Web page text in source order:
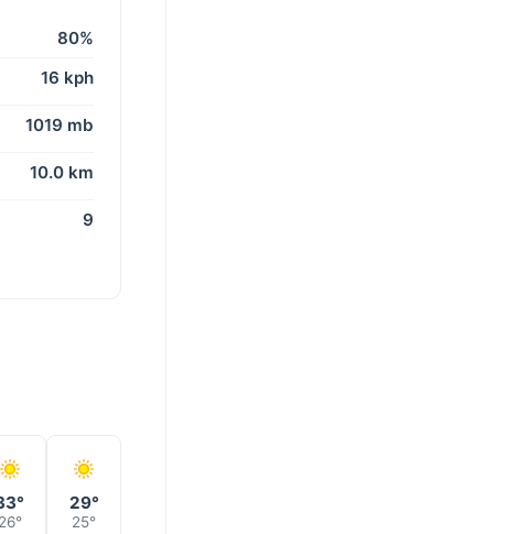
80%
16 kph
1019 mb
10.0 km
9
26°
29°
25°